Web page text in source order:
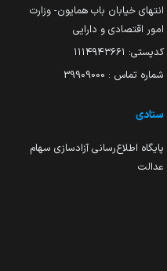
انتهای خیابان باب همایون- وزارت
امور اقتصادی و دارایی
کدپستی: ۱۱۱۴۹۴۳۶۶۱
شماره تماس : 39909000
ستادی
پایگاه اطلاع‌رسانی آزادسازی سهام
عدالت